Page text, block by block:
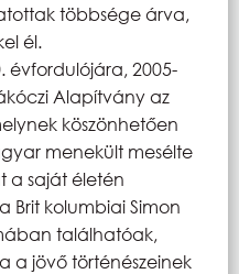
többsége árva,
él.
évfordulójára, 2005-
Alapítvány az
köszönhetően
menekült mesélte
a saját életén
Brit kolumbiai Simon
találhatóak,
a jövő történészeinek